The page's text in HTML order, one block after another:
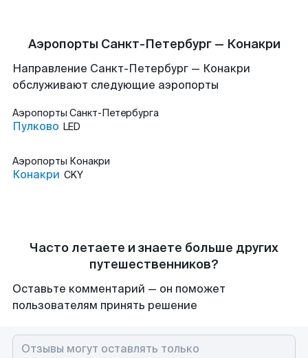
Аэропорты Санкт-Петербург — Конакри
Направление Санкт-Петербург — Конакри
обслуживают следующие аэропорты
Аэропорты Санкт-Петербурга
Пулково LED
Аэропорты Конакри
Конакри CKY
Часто летаете и знаете больше других
путешественников?
Оставьте комментарий — он поможет
пользователям принять решение